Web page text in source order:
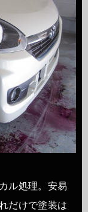
ル処理。安易
だけで塗装は